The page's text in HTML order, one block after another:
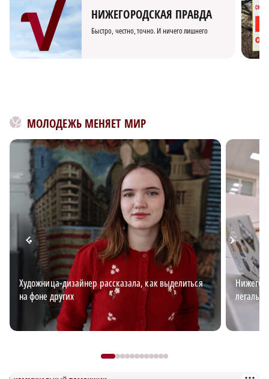
НИЖЕГОРОДСКАЯ ПРАВДА
Быстро, честно, точно. И ничего лишнего
МОЛОДЕЖЬ МЕНЯЕТ МИР
Художница-дизайнер рассказала, как выделиться
на фоне других